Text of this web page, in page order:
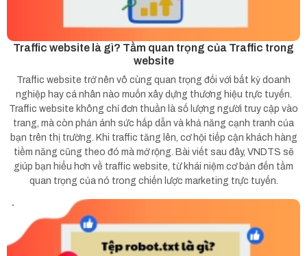
Traffic website là gì? Tầm quan trọng của Traffic trong
website
Traffic website trở nên vô cùng quan trọng đối với bất kỳ doanh
nghiệp hay cá nhân nào muốn xây dựng thương hiệu trực tuyến.
Traffic website không chỉ đơn thuần là số lượng người truy cập vào
trang, mà còn phản ánh sức hấp dẫn và khả năng cạnh tranh của
bạn trên thị trường. Khi traffic tăng lên, cơ hội tiếp cận khách hàng
tiềm năng cũng theo đó mà mở rộng. Bài viết sau đây, VNDTS sẽ
giúp bạn hiểu hơn về traffic website, từ khái niệm cơ bản đến tầm
quan trọng của nó trong chiến lược marketing trực tuyến.